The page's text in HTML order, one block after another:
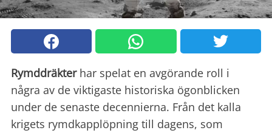
Rymddräkterhar spelat en avgörande roll i
några av de viktigaste historiska ögonblicken
under de senaste decennierna. Från det kalla
krigets rymdkapplöpning till dagens, som